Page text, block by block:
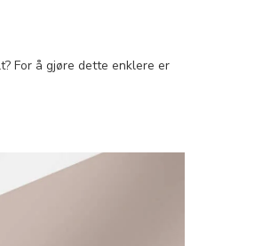
For å gjøre dette enklere er